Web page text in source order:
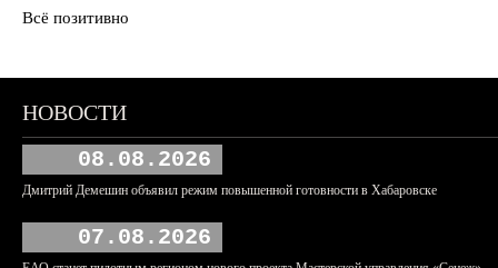
Всё позитивно
НОВОСТИ
08.08.2026
Дмитрий Демешин объявил режим повышенной готовности в Хабаровске
07.08.2026